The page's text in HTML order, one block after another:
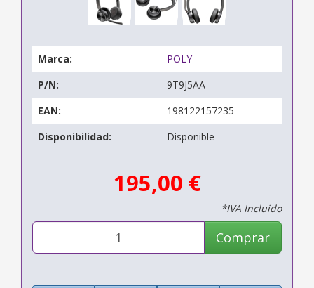
Marca:
POLY
P/N:
9T9J5AA
EAN:
198122157235
Disponibilidad:
Disponible
195,00 €
*IVA Incluido
Comprar